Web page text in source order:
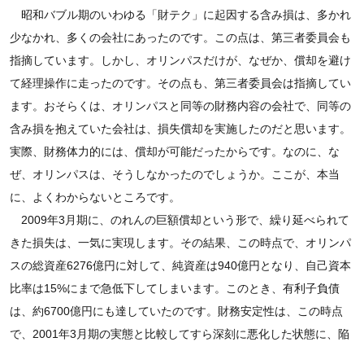
昭和バブル期のいわゆる「財テク」に起因する含み損は、多かれ
少なかれ、多くの会社にあったのです。この点は、第三者委員会も
指摘しています。しかし、オリンパスだけが、なぜか、償却を避け
て経理操作に走ったのです。その点も、第三者委員会は指摘してい
ます。おそらくは、オリンパスと同等の財務内容の会社で、同等の
含み損を抱えていた会社は、損失償却を実施したのだと思います。
実際、財務体力的には、償却が可能だったからです。なのに、な
ぜ、オリンパスは、そうしなかったのでしょうか。ここが、本当
に、よくわからないところです。
2009年3月期に、のれんの巨額償却という形で、繰り延べられて
きた損失は、一気に実現します。その結果、この時点で、オリンパ
スの総資産6276億円に対して、純資産は940億円となり、自己資本
比率は15%にまで急低下してしまいます。このとき、有利子負債
は、約6700億円にも達していたのです。財務安定性は、この時点
で、2001年3月期の実態と比較してすら深刻に悪化した状態に、陥